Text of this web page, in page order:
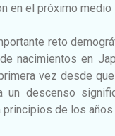
en el próximo medio
reto
nacimientos en
vez desde
un descenso
de los años